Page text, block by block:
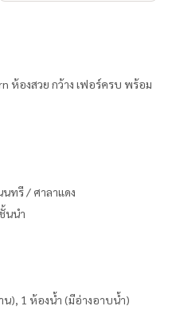
ห้องสวย กว้าง เฟอร์ครบ พร้อม
นทรี / ศาลาแดง
นนำ
น), 1 ห้องน้ำ (มีอ่างอาบน้ำ)